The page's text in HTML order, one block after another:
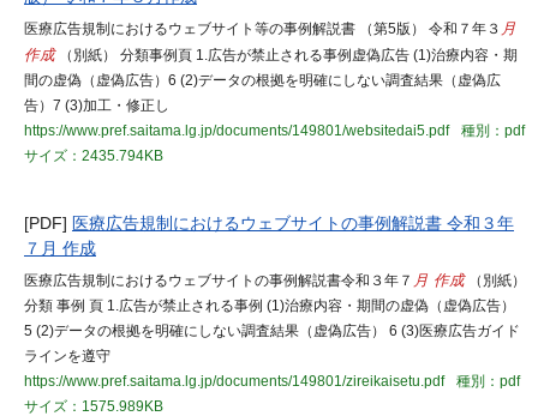
医療広告規制におけるウェブサイト等の事例解説書 （第5版） 令和７年３ 月
作成（別紙） 分類事例頁 1.広告が禁止される事例虚偽広告 (1)治療内容・期
間の虚偽（虚偽広告）6 (2)データの根拠を明確にしない調査結果（虚偽広
告）7 (3)加工・修正し
https://www.pref.saitama.lg.jp/documents/149801/websitedai5.pdf
種別：pdf
サイズ：2435.794KB
[PDF] 医療広告規制におけるウェブサイトの事例解説書 令和３年
７月 作成
医療広告規制におけるウェブサイトの事例解説書令和３年７ 月 作成（別紙）
分類 事例 頁 1.広告が禁止される事例 (1)治療内容・期間の虚偽（虚偽広告）
5 (2)データの根拠を明確にしない調査結果（虚偽広告） 6 (3)医療広告ガイド
ラインを遵守
https://www.pref.saitama.lg.jp/documents/149801/zireikaisetu.pdf
種別：pdf
サイズ：1575.989KB